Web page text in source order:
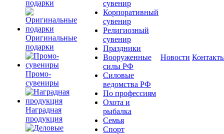
подарки
Оригинальные
подарки
Промо-
сувениры
Наградная
продукция
сувенир
Корпоративный
сувенир
Религиозный
сувенир
Праздники
Вооруженные
силы РФ
Силовые
ведомства РФ
По профессиям
Охота и
рыбалка
Семья
Спорт
Новости